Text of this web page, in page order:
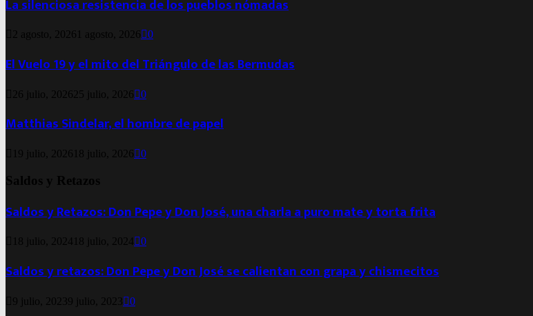
La silenciosa resistencia de los pueblos nómadas
2 agosto, 2026 1 agosto, 2026 0
El Vuelo 19 y el mito del Triángulo de las Bermudas
26 julio, 2026 25 julio, 2026 0
Matthias Sindelar, el hombre de papel
19 julio, 2026 18 julio, 2026 0
Saldos y Retazos
Saldos y Retazos: Don Pepe y Don José, una charla a puro mate y torta frita
18 julio, 2024 18 julio, 2024 0
Saldos y retazos: Don Pepe y Don José se calientan con grapa y chismecitos
9 julio, 20239 julio, 2023 0